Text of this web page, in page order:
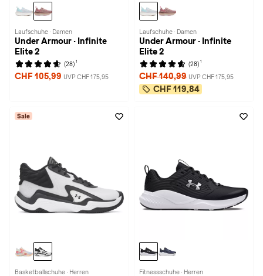
Laufschuhe · Damen
Under Armour · Infinite
Elite 2
(28) 1
CHF 105,99 UVP CHF 175,95
Laufschuhe · Damen
Under Armour · Infinite
Elite 2
(28) 1
CHF 140,99 UVP CHF 175,95
CHF 119,84
Sale
Basketballschuhe · Herren Fitnessschuhe · Herren